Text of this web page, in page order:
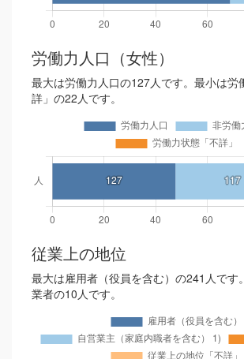
労働力人口（女性）
最大は労働力人口の127人です。最小は労
詳」の22人です。
従業上の地位
最大は雇用者（役員を含む）の241人です
業者の10人です。